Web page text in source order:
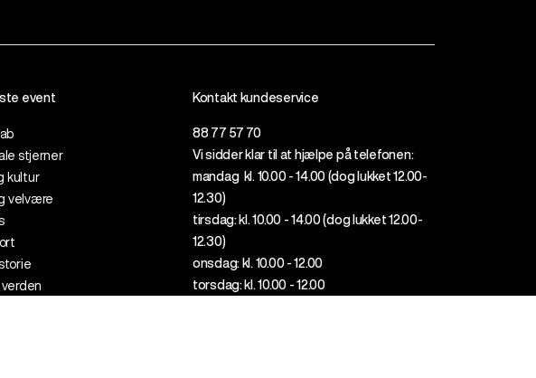
event
stjerner
kultur
velvære
verden
Kontakt kundeservice
88 77 57 70
Vi sidder klar til at hjælpe på telefonen:
mandag kl. 10.00 - 14.00 (dog lukket 12.00-
12.30)
tirsdag: kl. 10.00 - 14.00 (dog lukket 12.00-
12.30)
onsdag: kl. 10.00 - 12.00
torsdag: kl. 10.00 - 12.00